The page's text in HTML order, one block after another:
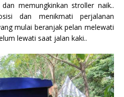
memungkinkan stroller naik..
dan menikmati perjalanan
mulai beranjak pelan melewati
lewati saat jalan kaki..